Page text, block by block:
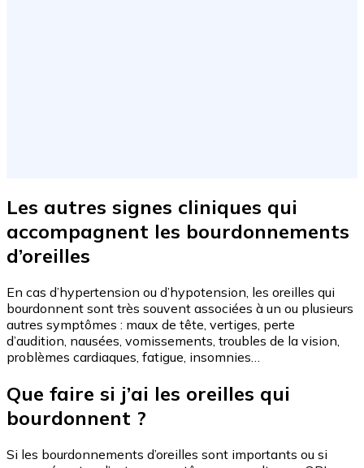
Les autres signes cliniques qui
accompagnent les bourdonnements
d’oreilles
En cas d’hypertension ou d’hypotension, les oreilles qui
bourdonnent sont très souvent associées à un ou plusieurs
autres symptômes : maux de tête, vertiges, perte
d’audition, nausées, vomissements, troubles de la vision,
problèmes cardiaques, fatigue, insomnies…
Que faire si j’ai les oreilles qui
bourdonnent ?
Si les bourdonnements d’oreilles sont importants ou si